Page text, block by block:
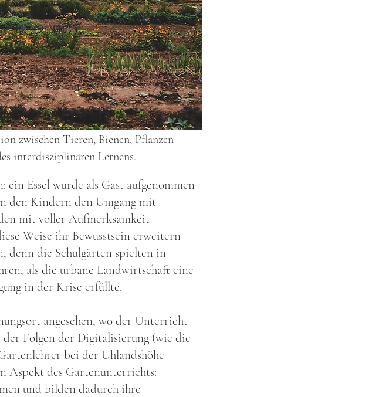
zwischen Tieren, Bienen, Pflanzen
interdisziplinären Lernens.
Essel wurde als Gast aufgenommen
den Kindern den Umgang mit
mit voller Aufmerksamkeit
Weise ihr Bewusstsein erweitern
denn die Schulgärten spielten in
als die urbane Landwirtschaft eine
in der Krise erfüllte.
angesehen, wo der Unterricht
Folgen der Digitalisierung (wie die
bei der Uhlandshöhe
Aspekt des Gartenunterrichts:
und bilden dadurch ihre